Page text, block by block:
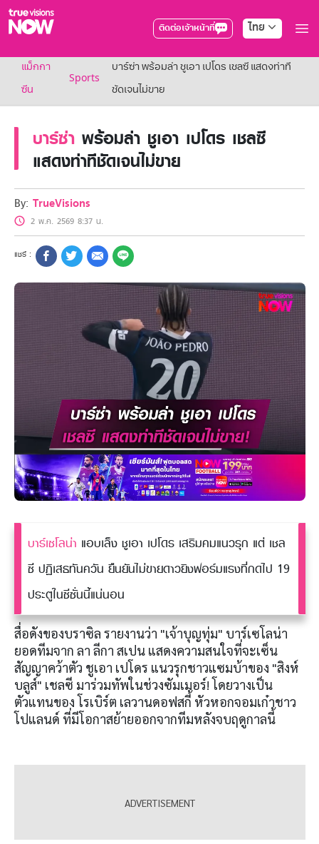
ติดต่อเจ้าหน้าที่ ไทย
True AF2026
แพ็กเกจ
NOW SPORTS
NOW Muay Thai
แพ็กเกจทรูวิชันส์นาวทั้งหมด
เคเบิลและจานดาวเทียม
สิทธิพิเศษ
สิทธิพิเศษลูกค้าทรูวิชั่นส์
Showtime
HoReCa
แพ็กเกจสำหรับผู้ประกอบการ
หาร้านร่วมรายการ
FAQs
แม็กกา
ซีน
Sports
บาร์ซ่า พร้อมล่า ชูเอา เปโดร เชลซี แสดงท่าที
ชัดเจนไม่ขาย
บาร์ซ่า พร้อมล่า ชูเอา เปโดร เชลซี
แสดงท่าทีชัดเจนไม่ขาย
By: TrueVisions
2 พ.ค. 2569 8:37 น.
บาร์เซโลน่า แอบเล็ง ชูเอา เปโดร เสริมคมแนวรุก แต่ เชล
ซี ปฏิเสธทันควัน ยืนยันไม่ขายดาวยิงฟอร์มแรงที่กดไป 19
ประตูในซีซั่นนี้แน่นอน
สื่อดังของบราซิล รายงานว่า "เจ้าบุญทุ่ม" บาร์เซโลน่า
ยอดทีมจาก ลา ลีกา สเปน แสดงความสนใจที่จะเซ็น
สัญญาคว้าตัว ชูเอา เปโดร แนวรุกชาวแซมบ้าของ "สิงห์
บลูส์" เชลซี มาร่วมทัพในช่วงซัมเมอร์! โดยวางเป็น
ตัวแทนของ โรเบิร์ต เลวานดอฟสกี้ หัวหอกจอมเก๋าชาว
โปแลนด์ ที่มีโอกาสย้ายออกจากทีมหลังจบฤดูกาลนี้